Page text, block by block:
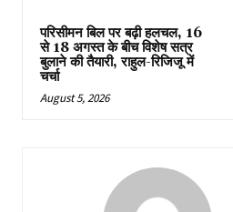
परिसीमन बिल पर बढ़ी हलचल, 16
से 18 अगस्त के बीच विशेष सत्र
बुलाने की तैयारी, राहुल-रिजिजू में
चर्चा
August 5, 2026